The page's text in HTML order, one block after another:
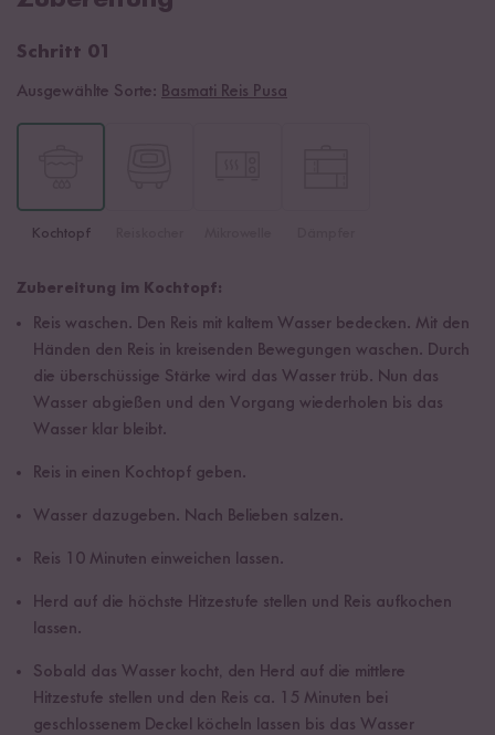
Schritt 01
Ausgewählte Sorte: Basmati Reis Pusa
Kochtopf
Zubereitung im Kochtopf:
Reis waschen. Den Reis mit kaltem Wasser bedecken. Mit den
Händen den Reis in kreisenden Bewegungen waschen. Durch
die überschüssige Stärke wird das Wasser trüb. Nun das
Wasser abgießen und den Vorgang wiederholen bis das
Wasser klar bleibt.
Reis in einen Kochtopf geben.
Wasser dazugeben. Nach Belieben salzen.
Reis 10 Minuten einweichen lassen.
Herd auf die höchste Hitzestufe stellen und Reis aufkochen
lassen.
Sobald das Wasser kocht, den Herd auf die mittlere
Hitzestufe stellen und den Reis ca. 15 Minuten bei
geschlossenem Deckel köcheln lassen bis das Wasser